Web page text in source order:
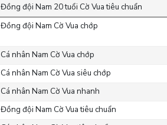
Đồng đội Nam 20 tuổi Cờ Vua tiêu chuẩn
Đồng đội Nam Cờ Vua chớp
Cá nhân Nam Cờ Vua chớp
Cá nhân Nam Cờ Vua siêu chớp
Cá nhân Nam Cờ Vua nhanh
Đồng đội Nam Cờ Vua tiêu chuẩn